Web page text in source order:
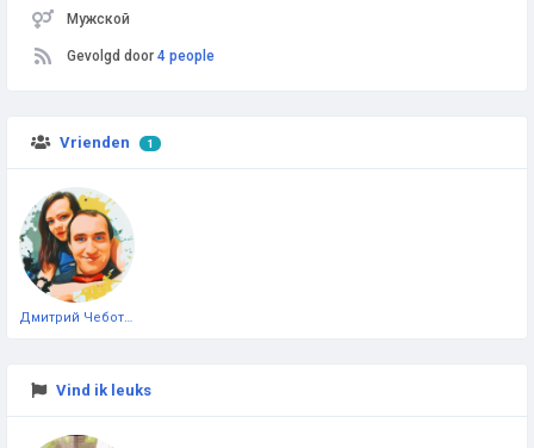
Мужской
Gevolgd door 4 people
Vrienden 1
Vind ik leuks